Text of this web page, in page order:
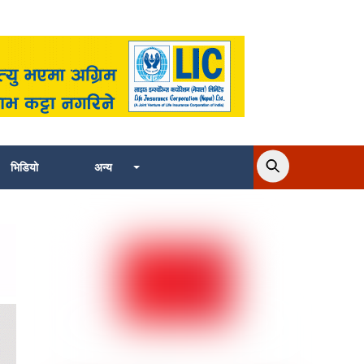
भिडियो अन्य